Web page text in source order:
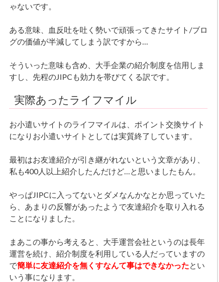
ゃないです。
ある意味、血反吐を吐く勢いで頑張ってきたサイト/ブロ
グの価値が半減してしまう訳ですから…
そういった意味も含め、大手企業の紹介制度を信用しま
すし、先程のJIPCも効力を帯びてくる訳です。
実際あったライフマイル
お小遣いサイトのライフマイルは、ポイント交換サイト
になりお小遣いサイトとしては実質終了しています。
最初はお友達紹介が引き継がれないという文章があり、
私も400人以上紹介したんだけど…と思いましたもん。
やっぱJIPCに入ってないとダメなんかなとか思っていた
ら、あまりの反響があったようで友達紹介を取り入れる
ことになりました。
まあこの事から考えると、大手運営会社というのは長年
運営を続け、紹介制度を利用している人だっていますの
で簡単に友達紹介を無くすなんて事はできなかったとい
いう事になります。